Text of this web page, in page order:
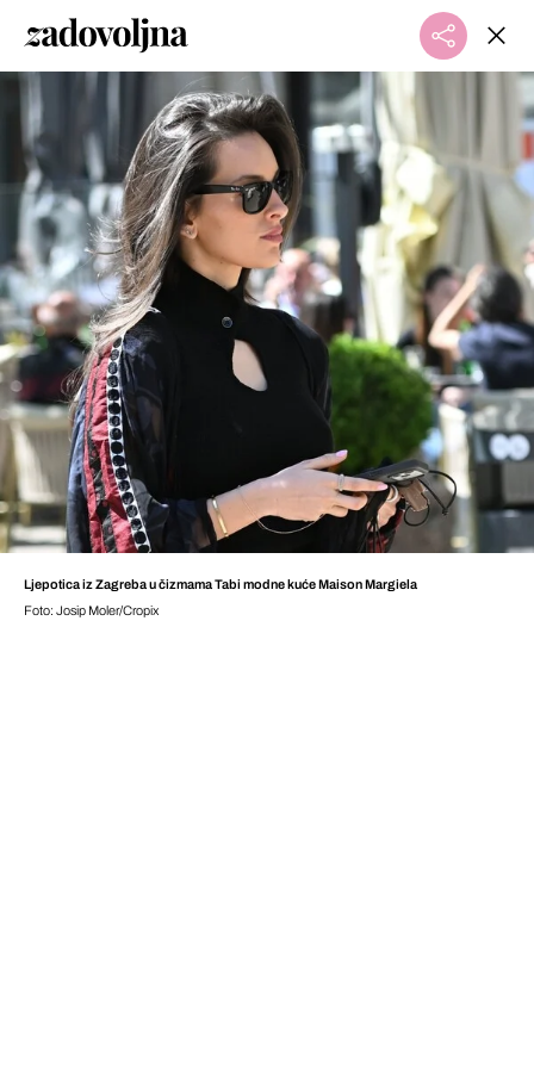
Ljepotica iz Zagreba u čizmama Tabi modne kuće Maison Margiela
Foto: Josip Moler/Cropix